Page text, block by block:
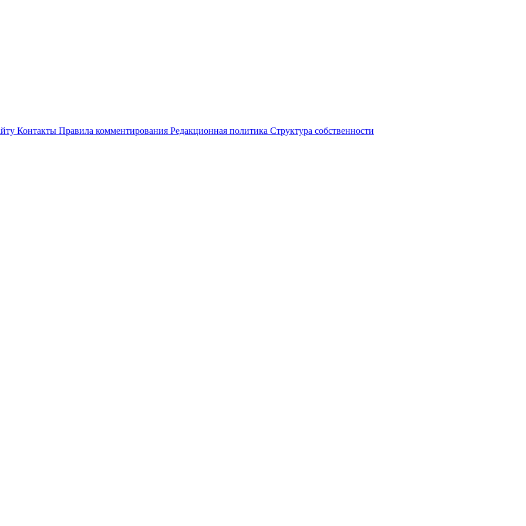
Контакты Правила комментирования Редакционная политика Структура собственности